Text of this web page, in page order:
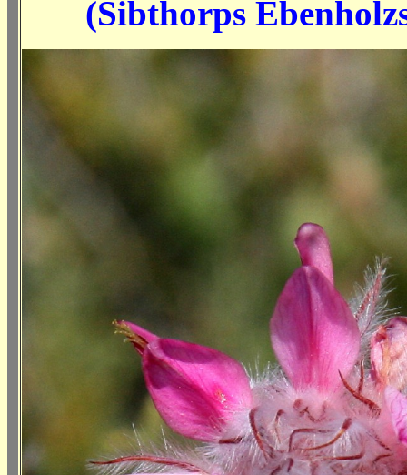
(Sibthorps